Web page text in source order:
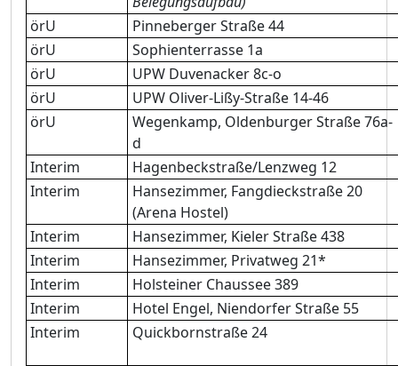
örU
Pinneberger Straße 44
örU
Sophienterrasse 1a
örU
UPW Duvenacker 8c-o
örU
UPW Oliver-Lißy-Straße 14-46
örU
Wegenkamp, Oldenburger Straße 76a-
d
Interim
Hagenbeckstraße/Lenzweg 12
Interim
Hansezimmer, Fangdieckstraße 20
(Arena Hostel)
Interim
Hansezimmer, Kieler Straße 438
Interim
Hansezimmer, Privatweg 21*
Interim
Holsteiner Chaussee 389
Interim
Hotel Engel, Niendorfer Straße 55
Interim
Quickbornstraße 24